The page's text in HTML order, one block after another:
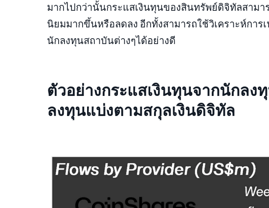
มากไปกว่านั้นกระแสเงินทุนของสินทรัพย์ดิจิทัลสาม
นิยมมากขึ้นหรือลดลง อีกทั้งสามารถใช้วิเคราะห์กา
นักลงทุนสถาบันต่างๆได้อย่างดี
ตัวอย่างกระแสเงินทุนจากนักลง
ลงทุนแบ่งตามสกุลเงินดิจิทัล